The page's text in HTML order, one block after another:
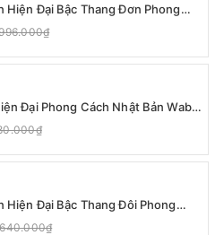
Hiện Đại Bậc Thang Đơn Phong
sabi DC-T078B
Đại Phong Cách Nhật Bản Wabi-
A
Hiện Đại Bậc Thang Đôi Phong
sabi DC-T078A